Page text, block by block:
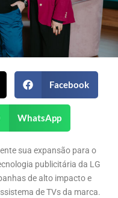
Facebook
WhatsApp
sua expansão para o
publicitária da LG
de alto impacto e
de TVs da marca.